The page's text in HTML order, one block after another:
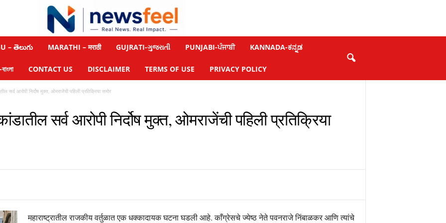
– తెలుగు MARATHI – मराठी GUJRATI-ગુજરાતી PUNJABI-ਪੰਜਾਬੀ KANNADA-ಕನ್ನಡ
CONTACT US DISCLAIMER TERMS OF USE PRIVACY POLICY
सर्व आरोपी निर्दोष मुक्त, ओमराजेंची पहिली प्रतिक्रिया समोर
सर्व आरोपी निर्दोष मुक्त, ओमराजेंची पहिली प्रतिक्रिया
महाराष्ट्रातील राजकीय वर्तुळात एक धक्कादायक घटना घडली आहे. काँग्रेसचे ज्येष्ठ नेते पवनराजे निंबाळकर आणि त्यांचे